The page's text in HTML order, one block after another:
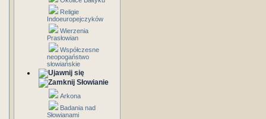
Religie
Indoeuropejczyków
Wierzenia
Prasłowian
Współczesne
neopogaństwo
słowiańskie
Słowianie
Arkona
Badania nad
Słowianami